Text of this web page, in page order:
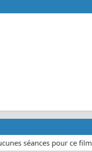
séances pour ce film